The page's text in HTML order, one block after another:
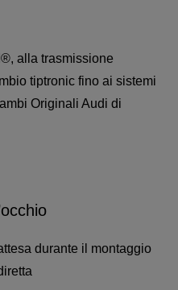
alla trasmissione
tiptronic fino ai sistemi
Originali Audi di
durante il montaggio